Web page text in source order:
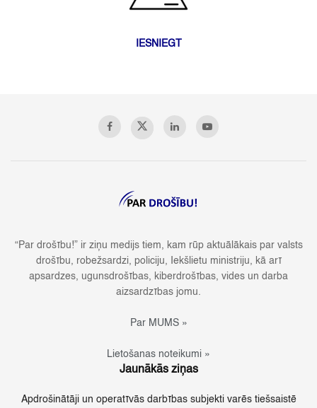
IESNIEGT
“Par drošību!” ir ziņu medijs tiem, kam rūp aktuālākais par valsts
drošību, robežsardzi, policiju, Iekšlietu ministriju, kā arī
apsardzes, ugunsdrošības, kiberdrošības, vides un darba
aizsardzības jomu.
Par MUMS »
Lietošanas noteikumi »
Jaunākās ziņas
Apdrošinātāji un operatīvās darbības subjekti varēs tiešsaistē